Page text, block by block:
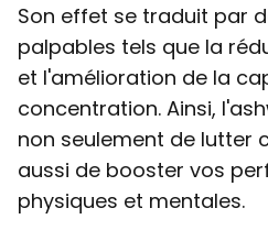
Son effet se traduit par
palpables tels que la
et l'amélioration de la
concentration. Ainsi,
non seulement de lutter
aussi de booster vos
physiques et mentales.